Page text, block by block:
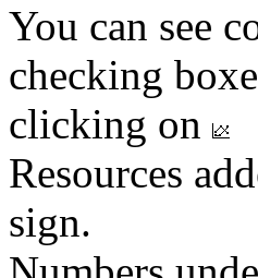
You can see
checking
clicking on
Resources
sign.